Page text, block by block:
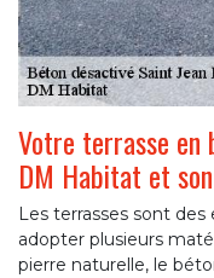
Votre terrasse en
DM Habitat et
Les terrasses sont
adopter plusieurs
pierre naturelle, le